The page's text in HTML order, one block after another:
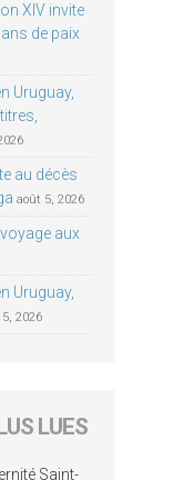
XIV invite
de paix
Uruguay,
au décès
août 5, 2026
aux
Uruguay,
2026
LUES
Saint-